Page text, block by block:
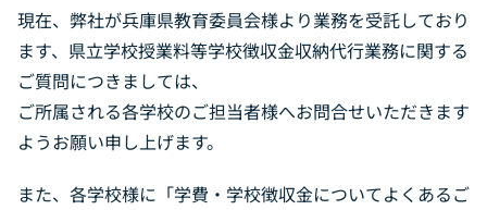
沿革
各種取り組み
ビリング（集金代行）サービス
クレジット（分割プラン）
個人保険
集合住宅オーナーさま向けリース
マンション管理組合さま向けリース
管理会社さま‧設備会社さまとの協業
よくあるご質問
採用情報
現在、弊社が兵庫県教育委員会様より業務を受託しており
ます、県立学校授業料等学校徴収金収納代行業務に関する
ご質問につきましては、
ご所属される各学校のご担当者様へお問合せいただきます
ようお願い申し上げます。
また、各学校様に「学費・学校徴収金についてよくあるご